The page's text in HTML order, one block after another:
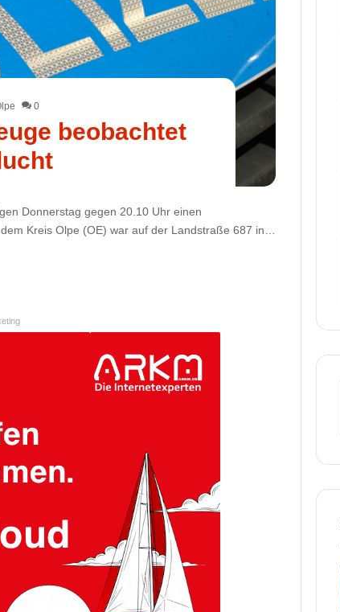
0
beobachtet
Donnerstag gegen 20.10 Uhr einen
Kreis Olpe (OE) war auf der Landstraße 687 in…